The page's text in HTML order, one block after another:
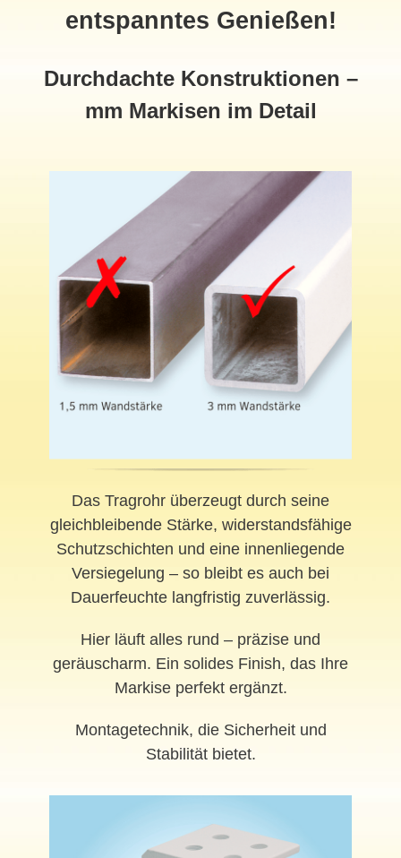
entspanntes Genießen!
Durchdachte Konstruktionen –
mm Markisen im Detail
Das Tragrohr überzeugt durch seine
gleichbleibende Stärke, widerstandsfähige
Schutzschichten und eine innenliegende
Versiegelung – so bleibt es auch bei
Dauerfeuchte langfristig zuverlässig.
Hier läuft alles rund – präzise und
geräuscharm. Ein solides Finish, das Ihre
Markise perfekt ergänzt.
Montagetechnik, die Sicherheit und
Stabilität bietet.